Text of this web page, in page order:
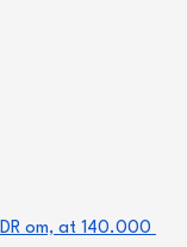
om, at 140.000